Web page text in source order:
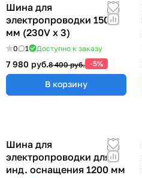
Шина для
электропроводки 1500
мм (230V x 3)
0 1 Доступно к заказу
7 980 руб.8 400 руб. -5%
В корзину
Шина для
электропроводки для
инд. оснащения 1200 мм